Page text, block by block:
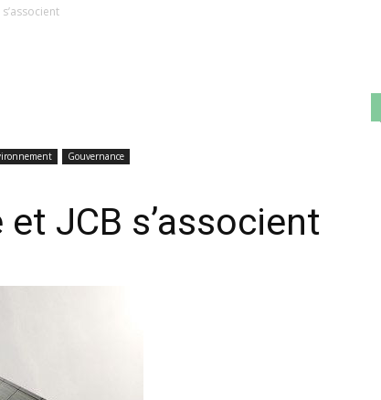
Gouvernance
JCB s’associent